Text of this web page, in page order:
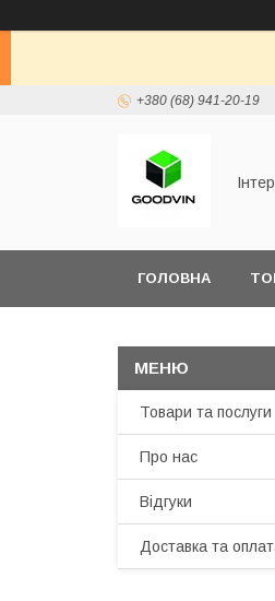
+380 (68) 941-20-19
ГОЛОВНА
Товари та послуги
Про нас
Відгуки
Доставка та